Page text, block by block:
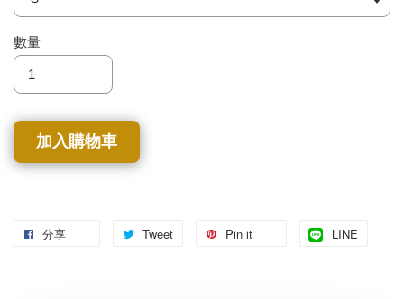
數量
加入購物車
分享 Tweet Pin it LINE